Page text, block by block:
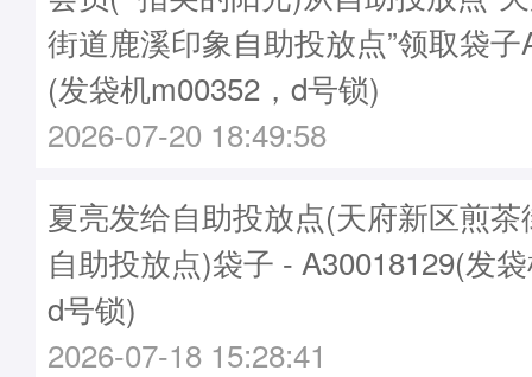
街道鹿溪印象自助投放点”领取袋子
(发袋机m00352，d号锁)
2026-07-20 18:49:58
夏亮发给自助投放点(天府新区煎
自助投放点)袋子 - A30018129(发
d号锁)
2026-07-18 15:28:41